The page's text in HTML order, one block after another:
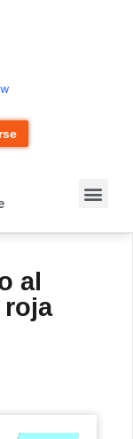
al
roja